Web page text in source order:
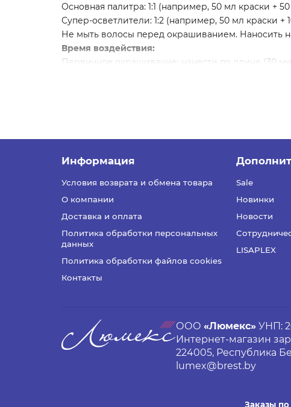
Основная палитра: 1:1 (например, 50 мл краски +
Супер-осветлители: 1:2 (например, 50 мл краски +
Не мыть волосы перед окрашиванием. Наносить
Время воздействия:
Первичное окрашивание: нанести по длине (30
Повторное окрашивание: нанести на отросшие
Информация
Условия возврата и обмена товара
О компании
Доставка и оплата
Политика обработки персональных
данных
Политика обработки файлов сооkieѕ
Контакты
Sale
Новинки
Новости
LISAPLEX
ООО «Люмекс» УНП:
Интернет-магазин
224005, Республика
lumex@brest.by
Заказы по